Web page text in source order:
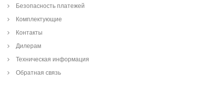
Безопасность платежей
Комплектующие
Контакты
Дилерам
Техническая информация
Обратная связь